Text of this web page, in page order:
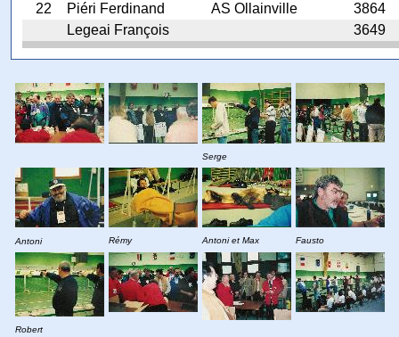
22
Piéri Ferdinand AS Ollainville
3864
Legeai François
3649
Serge
Antoni Rémy Antoni et Max Fausto
Robert